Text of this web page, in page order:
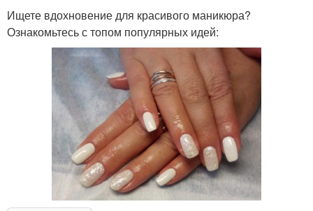
Ищете вдохновение для красивого маникюра?
Ознакомьтесь с топом популярных идей: